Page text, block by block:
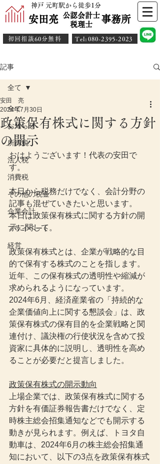
神戸 元町駅から徒歩1分
安田亮 事務所
公認会計士
​税理士
初回相談60分無料 ​Tel:080-2395-2023
記事
全て
お知らせ
所得税
法人税
消費税
その他の税金
企業会計
プライベート
経営
全て
政策保有株式に関する方針
の開示
安田 亮
2024年7月30日
おはようございます！代表の安田で
す。
本日から税務だけでなく、会計分野の
記事も混ぜていきたいと思います。
本日は政策保有株式に関する方針の開
示に関して。
政策保有株式とは、企業が戦略的な目
的で保有する株式のことを指します。
近年、この保有株式の透明性や縮減が
求められるようになっています。
2024年6月、経済産業省の「持続的な
企業価値向上に関する懇談会」は、政
策保有株式の保有目的を企業戦略と関
連付け、議決権の行使状況を含めて投
資家に具体的に説明し、透明性を高め
ることが必要だと提言しました。
政策保有株式の開示動向
上場企業では、政策保有株式に関する
方針を有価証券報告書だけでなく、定
時株主総会招集通知などでも開示する
動きが見られます。例えば、トヨタ自
動車は、2024年6月の株主総会招集通
知において、以下の3点を政策保有株式